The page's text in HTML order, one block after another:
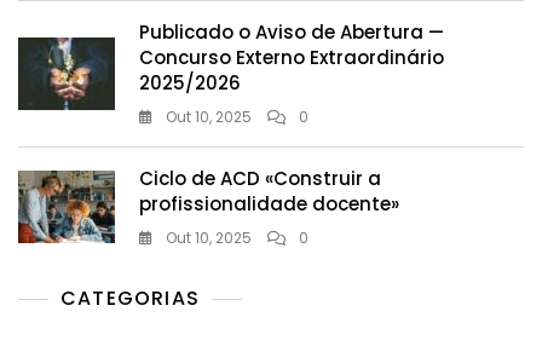
Publicado o Aviso de Abertura —
Concurso Externo Extraordinário
2025/2026
Out 10, 2025 0
Ciclo de ACD «Construir a
profissionalidade docente»
Out 10, 2025 0
CATEGORIAS